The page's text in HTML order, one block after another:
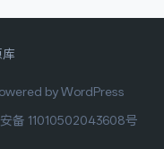
by WordPress
备 11010502043608号